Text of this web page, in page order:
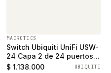
MACROTICS
Switch Ubiquiti UniFi USW-
24 Capa 2 de 24 puertos
ethernet gigabit y 2
$ 1.138.000 UBIQUITI